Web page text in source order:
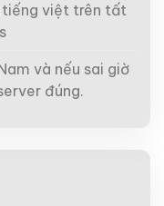
tiếng việt trên tất
và nếu sai giờ
đúng.